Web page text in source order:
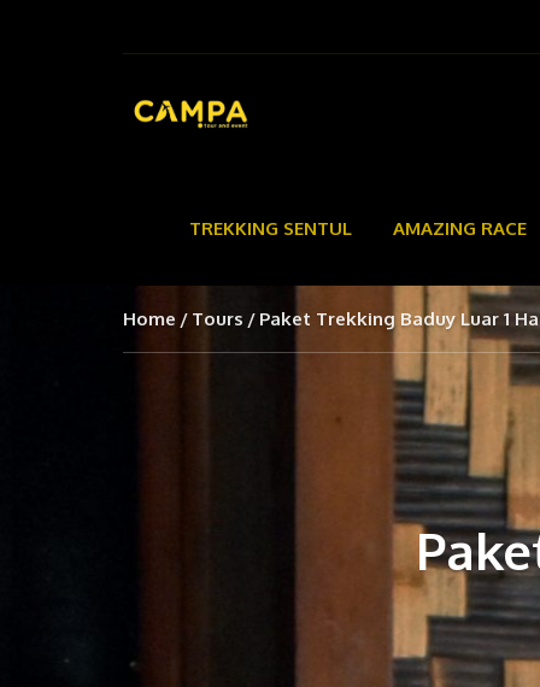
TREKKING SENTUL AMAZING RACE
Home Tours Paket Trekking Baduy Luar 1